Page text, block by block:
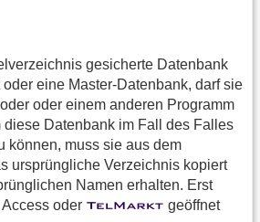
gesicherte Datenbank
eine Master-Datenbank, darf sie
oder einem anderen Programm
diese Datenbank im Fall des Falles
können, muss sie aus dem
ursprüngliche Verzeichnis kopiert
Namen erhalten. Erst
oder
geöffnet